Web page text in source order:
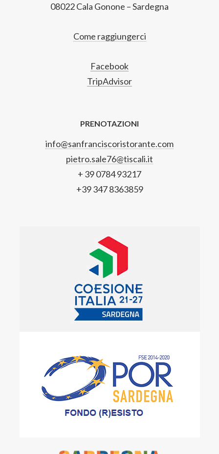
08022 Cala Gonone – Sardegna
Come raggiungerci
Facebook
TripAdvisor
PRENOTAZIONI
info@sanfranciscoristorante.com
pietro.sale76@tiscali.it
+ 39 0784 93217
+39 347 8363859